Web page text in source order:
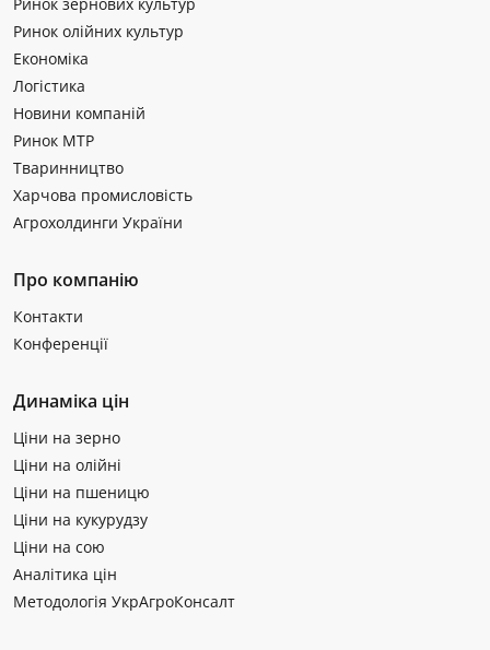
Ринок зернових культур
Ринок олійних культур
Економіка
Логістика
Новини компаній
Ринок МТР
Тваринництво
Харчова промисловість
Агрохолдинги України
Про компанію
Контакти
Конференції
Динаміка цін
Ціни на зерно
Ціни на олійні
Ціни на пшеницю
Ціни на кукурудзу
Ціни на сою
Аналітика цін
Методологія УкрАгроКонсалт